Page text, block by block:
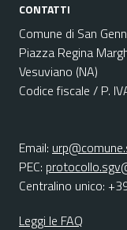
CONTATTI
Comune di San
Piazza Regina
Vesuviano (NA)
Codice fiscale / P.
Email:
PEC:
Centralino unico:
Leggi le FAQ